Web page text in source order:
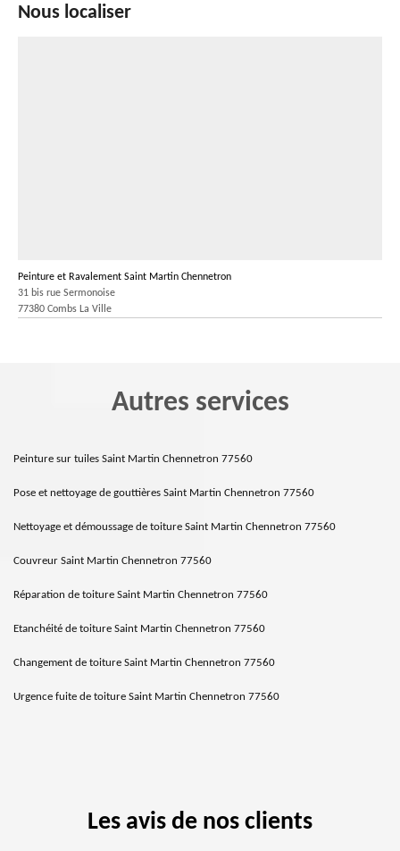
Nous localiser
Peinture et Ravalement Saint Martin Chennetron
31 bis rue Sermonoise
77380 Combs La Ville
Autres services
Peinture sur tuiles Saint Martin Chennetron 77560
Pose et nettoyage de gouttières Saint Martin Chennetron 77560
Nettoyage et démoussage de toiture Saint Martin Chennetron 77560
Couvreur Saint Martin Chennetron 77560
Réparation de toiture Saint Martin Chennetron 77560
Etanchéité de toiture Saint Martin Chennetron 77560
Changement de toiture Saint Martin Chennetron 77560
Urgence fuite de toiture Saint Martin Chennetron 77560
Les avis de nos clients